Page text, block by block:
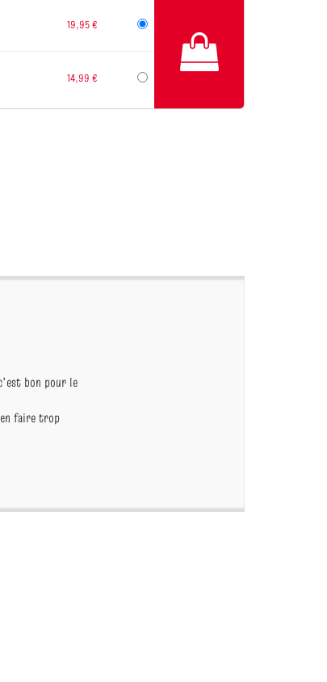
19,95 €
14,99 €
bon pour le
faire trop